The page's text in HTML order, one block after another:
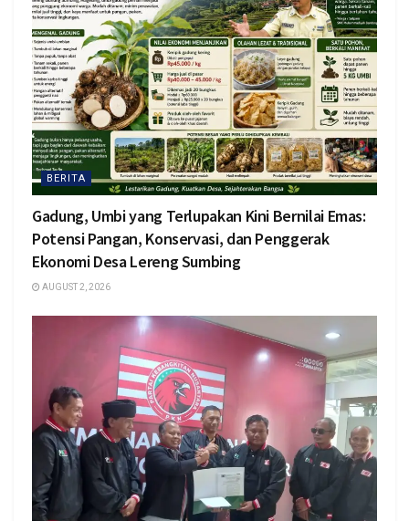
BERITA
Gadung, Umbi yang Terlupakan Kini Bernilai Emas:
Potensi Pangan, Konservasi, dan Penggerak
Ekonomi Desa Lereng Sumbing
AUGUST 2, 2026